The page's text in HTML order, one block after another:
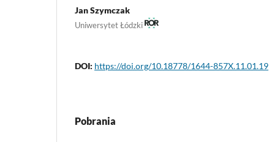
Jan Szymczak
Uniwersytet Łódzki
DOI: https://doi.org/10.18778/1644-857X.11.01.19
Pobrania